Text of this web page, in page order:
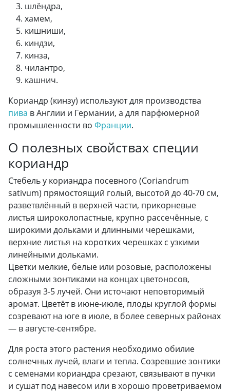
шлёндра,
хамем,
кишниши,
киндзи,
кинза,
чилантро,
кашнич.
Кориандр (кинзу) используют для производства
пива в Англии и Германии, а для парфюмерной
промышленности во Франции.
О полезных свойствах специи
кориандр
Стебель у кориандра посевного (Coriandrum
sativum) прямостоящий голый, высотой до 40-70 см,
разветвлённый в верхней части, прикорневые
листья широколопастные, крупно рассечённые, с
широкими дольками и длинными черешками,
верхние листья на коротких черешках с узкими
линейными дольками.
Цветки мелкие, белые или розовые, расположены
сложными зонтиками на концах цветоносов,
образуя 3-5 лучей. Они источают неповторимый
аромат. Цветёт в июне-июле, плоды круглой формы
созревают на юге в июле, в более северных районах
— в августе-сентябре.
Для роста этого растения необходимо обилие
солнечных лучей, влаги и тепла. Созревшие зонтики
с семенами кориандра срезают, связывают в пучки
и сушат под навесом или в хорошо проветриваемом